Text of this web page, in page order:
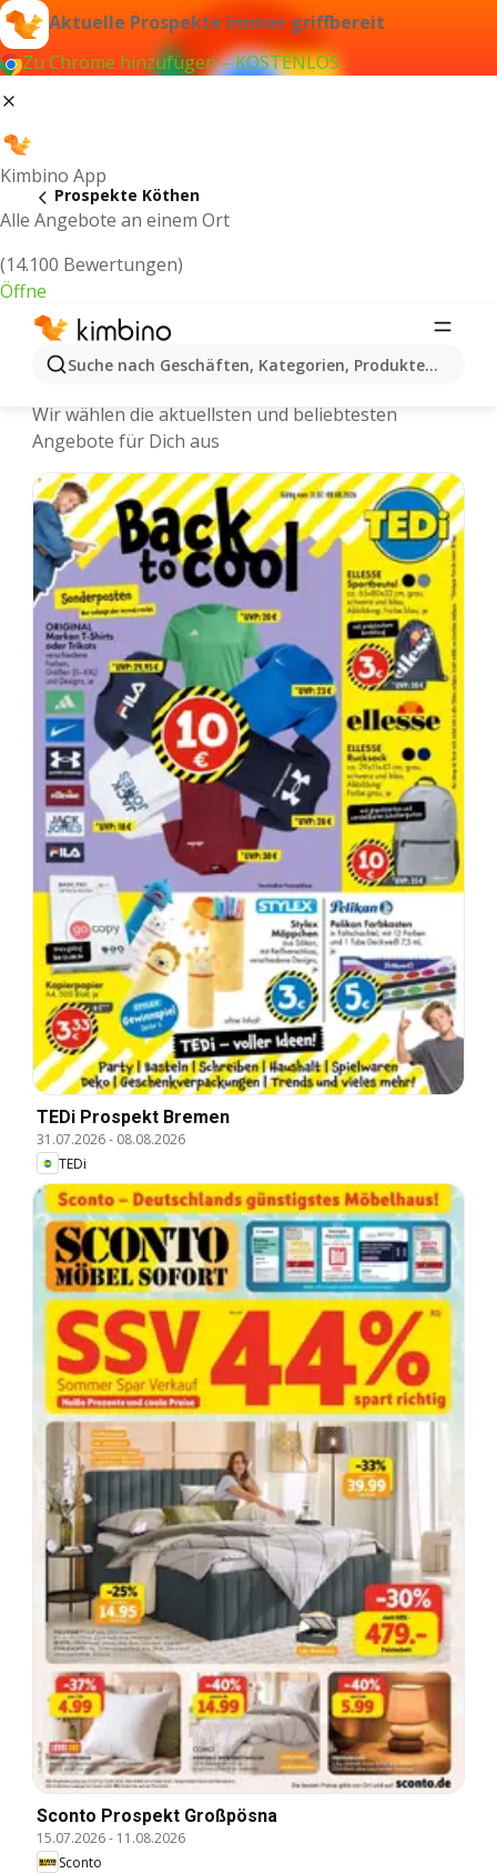
Aktuelle Prospekte immer griffbereit
Zu Chrome hinzufügen – KOSTENLOS
Kimbino App
Alle Angebote an einem Ort
(14.100 Bewertungen)
Öffne
Suche nach Geschäften, Kategorien, Produkten...
Prospekte Köthen
Köthen - Neuste Prospekte und
Wir wählen die aktuellsten und beliebtesten
Angebote für Dich aus
TEDi Prospekt Bremen
31.07.2026- 08.08.2026
TEDi
Sconto Prospekt Großpösna
15.07.2026- 11.08.2026
Sconto